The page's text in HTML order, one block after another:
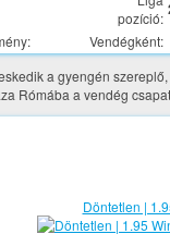
pozíció:
Vendégként:
a gyengén
Rómába a vendég
Döntetlen |